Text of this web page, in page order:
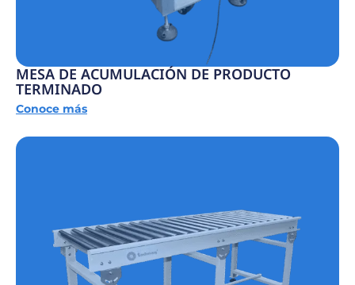
MESA DE ACUMULACIÓN DE PRODUCTO
TERMINADO
Conoce más